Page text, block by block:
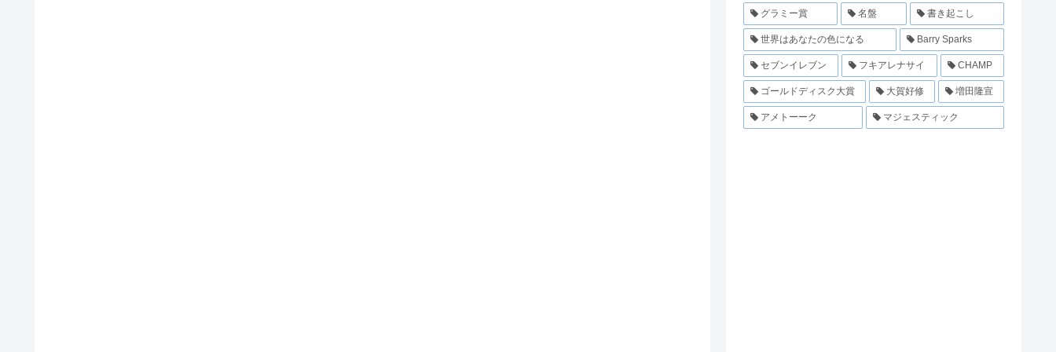
グラミー賞 名盤 書き起こし
世界はあなたの色になる Barry Sparks
セブンイレブン フキアレナサイ CHAMP
ゴールドディスク大賞 大賀好修 増田隆宣
アメトーーク マジェスティック